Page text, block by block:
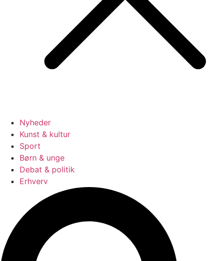
Nyheder
Kunst & kultur
Sport
Børn & unge
Debat & politik
Erhverv